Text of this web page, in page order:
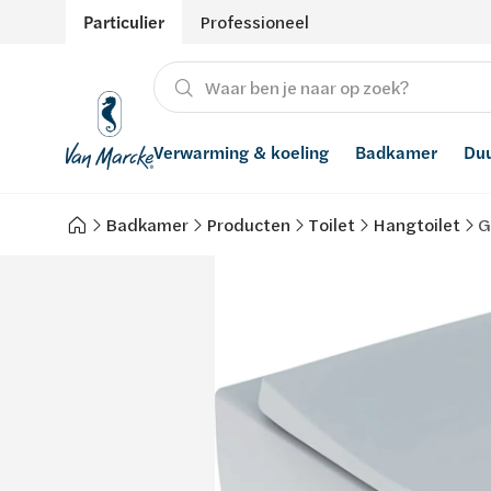
Particulier Professioneel
Verwarming & koeling
Verwarming
Badkamer
Producten
Hernieuwbare energie
Waterontharders
Badkamer Producten Toilet Hangtoilet